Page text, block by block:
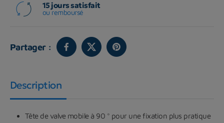
15 jours satisfait
ou remboursé
Partager :
Description
Tête de valve mobile à 90 ° pour une fixation plus pratique